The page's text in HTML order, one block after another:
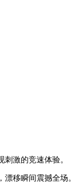
刺激的竞速体验。
漂移瞬间震撼全场。